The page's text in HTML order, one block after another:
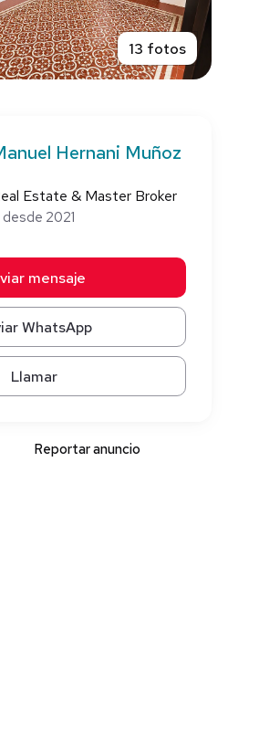
13 fotos
Hernani Muñoz
Estate & Master Broker
2021
mensaje
WhatsApp
Llamar
Reportar anuncio